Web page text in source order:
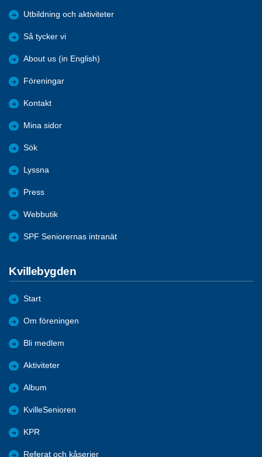
Utbildning och aktiviteter
Så tycker vi
About us (in English)
Föreningar
Kontakt
Mina sidor
Sök
Lyssna
Press
Webbutik
SPF Seniorernas intranät
Kvillebygden
Start
Om föreningen
Bli medlem
Aktiviteter
Album
KvilleSenioren
KPR
Referat och kåserier